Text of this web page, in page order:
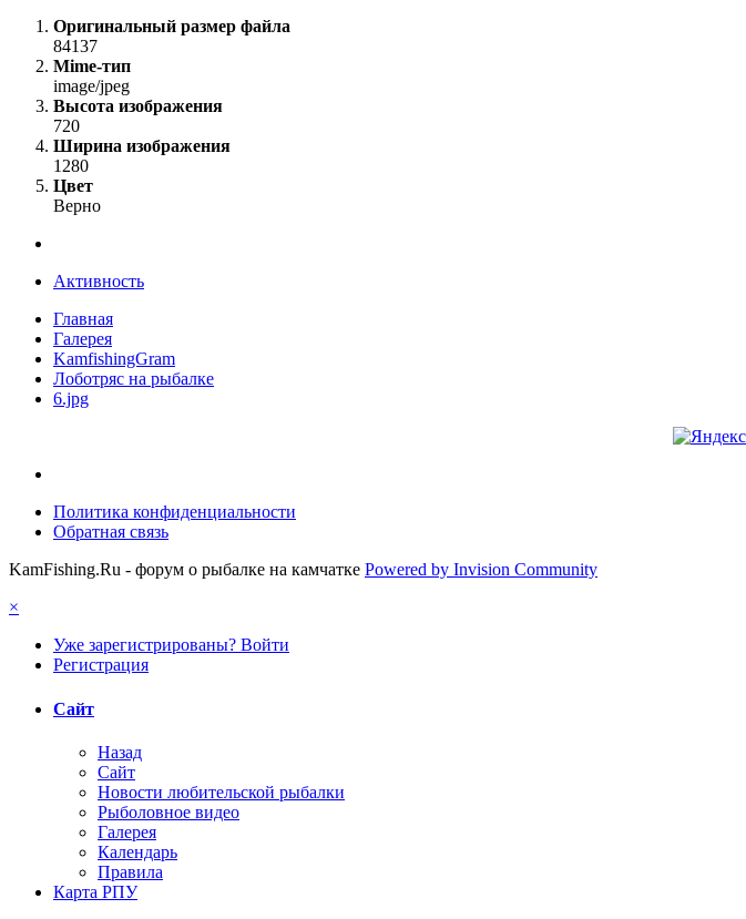
Оригинальный размер файла
84137
Mime-тип
image/jpeg
Высота изображения
720
Ширина изображения
1280
Цвет
Верно
Активность
Главная
Галерея
KamfishingGram
Лоботряс на рыбалке
6.jpg
Политика конфиденциальности
Обратная связь
KamFishing.Ru - форум о рыбалке на камчатке Powered by Invision Community
×
Уже зарегистрированы? Войти
Регистрация
Сайт
Назад
Сайт
Новости любительской рыбалки
Рыболовное видео
Галерея
Календарь
Правила
Карта РПУ